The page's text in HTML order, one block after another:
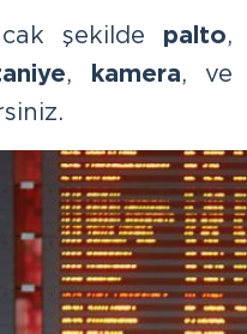
şekilde palto,
, kamera, ve